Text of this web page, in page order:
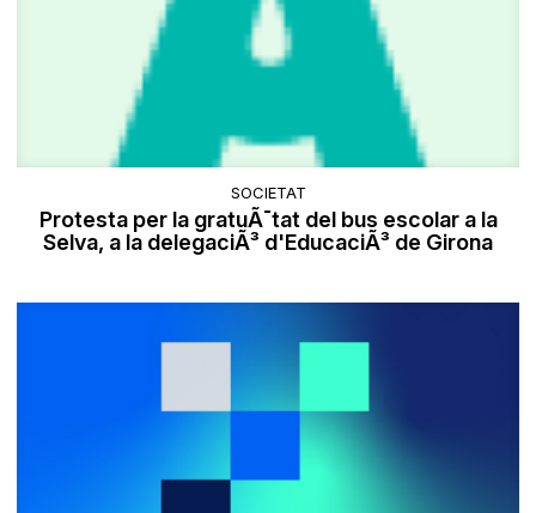
SOCIETAT
Protesta per la gratuÃ¯tat del bus escolar a la
Selva, a la delegaciÃ³ d'EducaciÃ³ de Girona